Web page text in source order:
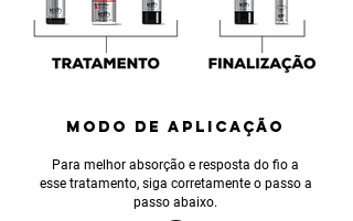
MODO DE APLICAÇÃO
Para melhor absorção e resposta do fio a
esse tratamento, siga corretamente o passo a
passo abaixo.